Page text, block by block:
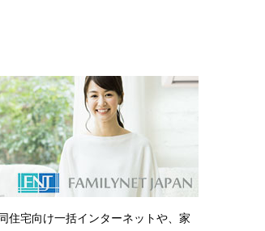
住宅向け一括インターネットや、家